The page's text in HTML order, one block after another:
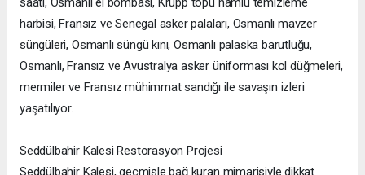
harbisi, Fransız ve Senegal asker palaları, Osmanlı mavzer
süngüleri, Osmanlı süngü kını, Osmanlı palaska barutluğu,
Osmanlı, Fransız ve Avustralya asker üniforması kol düğmeleri,
mermiler ve Fransız mühimmat sandığı ile savaşın izleri
yaşatılıyor.
Seddülbahir Kalesi Restorasyon Projesi
Seddülbahir Kalesi, geçmişle bağ kuran mimarisiyle dikkat